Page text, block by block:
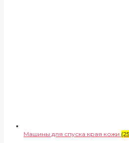
Машины для спуска края кожи